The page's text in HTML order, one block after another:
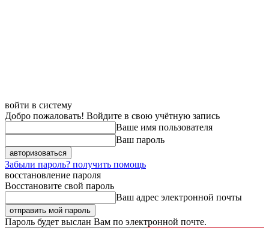
войти в систему
Добро пожаловать! Войдите в свою учётную запись
Ваше имя пользователя
Ваш пароль
Забыли пароль? получить помощь
восстановление пароля
Восстановите свой пароль
Ваш адрес электронной почты
Пароль будет выслан Вам по электронной почте.